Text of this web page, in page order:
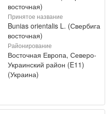
восточная)
Принятое название
Bunias orientalis L. (Свербига
восточная)
Районирование
Восточная Европа, Северо-
Украинский район (E11)
(Украина)